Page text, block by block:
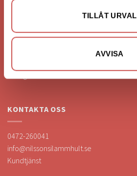
TILLÅT URVAL
AVVISA
Nilssons Möbler i Lammhult
N. Fabriksgatan 2
363 44 Lammhult
KONTAKTA OSS
0472-260041
info@nilssonsilammhult.se
Kundtjänst